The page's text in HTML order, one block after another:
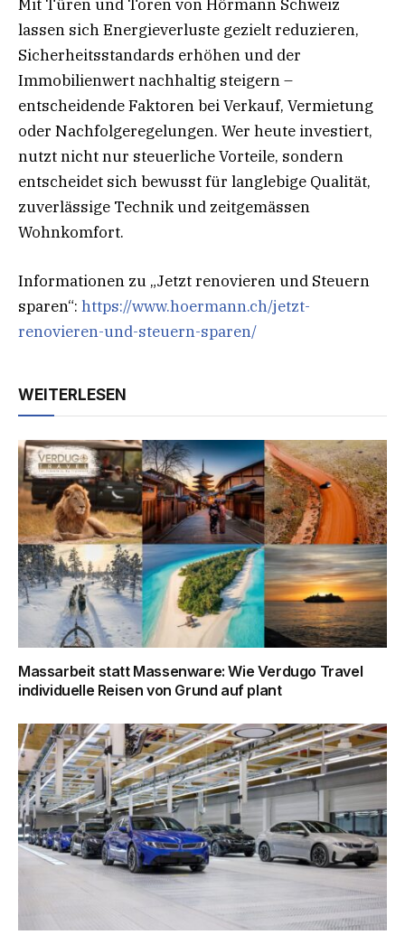
Mit Türen und Toren von Hörmann Schweiz
lassen sich Energieverluste gezielt reduzieren,
Sicherheitsstandards erhöhen und der
Immobilienwert nachhaltig steigern –
entscheidende Faktoren bei Verkauf, Vermietung
oder Nachfolgeregelungen. Wer heute investiert,
nutzt nicht nur steuerliche Vorteile, sondern
entscheidet sich bewusst für langlebige Qualität,
zuverlässige Technik und zeitgemässen
Wohnkomfort.
Informationen zu „Jetzt renovieren und Steuern
sparen“: https://www.hoermann.ch/jetzt-
renovieren-und-steuern-sparen/
WEITERLESEN
Massarbeit statt Massenware: Wie Verdugo Travel
individuelle Reisen von Grund auf plant